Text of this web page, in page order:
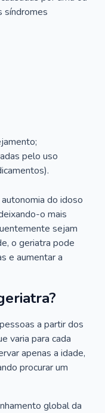
síndromes
pelo uso
do idoso
o mais
sejam
o geriatra pode
e aumentar a
a partir dos
varia para cada
apenas a idade,
procurar um
global da